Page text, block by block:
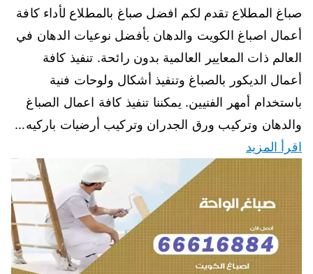
صباغ المطلاع تقدم لكم افضل صباغ بالمطلاع لأداء كافة
أعمال اصباغ الكويت والدهان بأفضل نوعيات الدهان في
العالم ذات المعايير العالمية بدون رائحة. تنفيذ كافة
أعمال الديكور بالصباغ وتنفيذ أشكال ولوحات فنية
باستخدام أمهر الفنيين. يمكننا تنفيذ كافة اعمال الصباغ
والدهان وتركيب ورق الجدران وتركيب أرضيات باركيه…
اقرأ المزيد